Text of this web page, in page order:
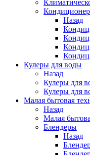
Назад
Кулеры для воды
Назад
Кулеры для
Кулеры для
Малая бытовая
Назад
Малая
Блендеры
Назад